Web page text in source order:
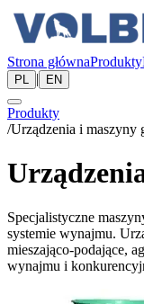
Strona głównaProdukty
PL | EN
Produkty
/Urządzenia i maszyny
Specjalistyczne
systemie wynajmu.
mieszająco-podające,
wynajmu i